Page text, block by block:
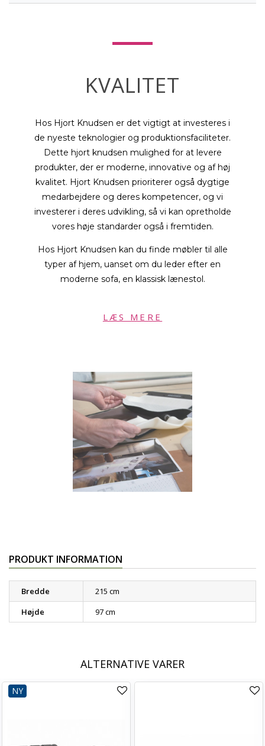
KVALITET
Hos Hjort Knudsen er det vigtigt at investeres i
de nyeste teknologier og produktionsfaciliteter.
Dette hjort knudsen mulighed for at levere
produkter, der er moderne, innovative og af høj
kvalitet. Hjort Knudsen prioriterer også dygtige
medarbejdere og deres kompetencer, og vi
investerer i deres udvikling, så vi kan opretholde
vores høje standarder også i fremtiden.
Hos Hjort Knudsen kan du finde møbler til alle
typer af hjem, uanset om du leder efter en
moderne sofa, en klassisk lænestol.
LÆS MERE
PRODUKT INFORMATION
Bredde
215 cm
Højde
97 cm
ALTERNATIVE VARER
NY